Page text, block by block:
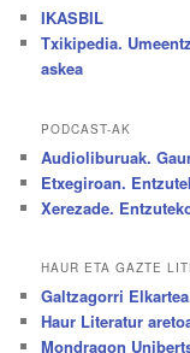
IKASBIL
Txikipedia.
askea
PODCAST-AK
Audioliburuak.
Etxegiroan.
Xerezade.
HAUR ETA GAZTE
Galtzagorri
Haur Literatur
Mondragon